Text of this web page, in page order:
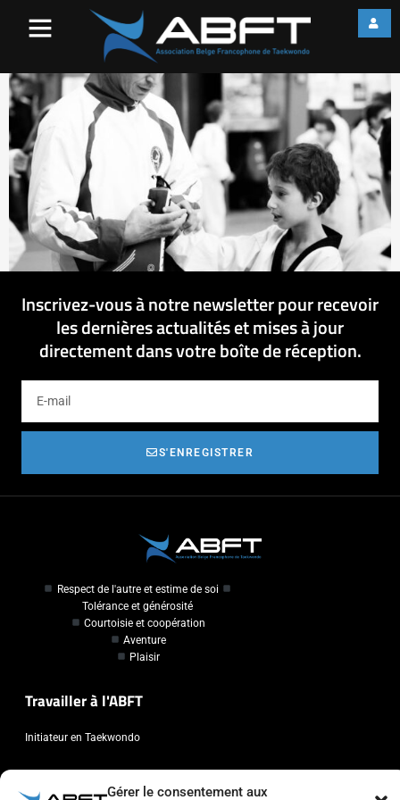
Gérer le consentement aux
Inscrivez-vous à notre newsletter pour recevoir
les dernières actualités et mises à jour
directement dans votre boîte de réception.
S'ENREGISTRER
Respect de l'autre et estime de soi
Tolérance et générosité
Courtoisie et coopération
Aventure
Plaisir
Travailler à l'ABFT
Initiateur en Taekwondo